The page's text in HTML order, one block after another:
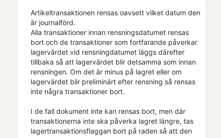
Artikeltransaktionen rensas oavsett vilket datum den
är journalförd.
Alla transaktioner innan rensningsdatumet rensas
bort och de transaktioner som fortfarande påverkar
lagervärdet vid rensningdatumet läggs därefter
tillbaka så att lagervärdet blir detsamma som innan
rensningen. Om det är minus på lagret eller om
lagervärdet blir preliminärt efter rensning så rensas
inte några transaktioner bort.
I de fall dokument inte kan rensas bort, men där
transaktionerna inte ska påverka lagret längre, tas
lagertransaktionsflaggan bort på raden så att den